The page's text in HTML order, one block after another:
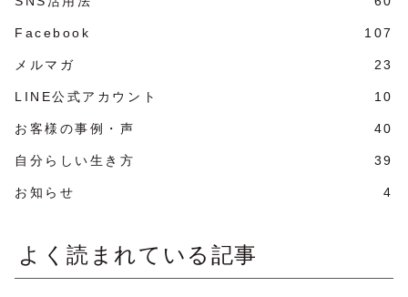
Facebook 107
メルマガ 23
LINE公式アカウント 10
お客様の事例・声 40
自分らしい生き方 39
お知らせ 4
よく読まれている記事